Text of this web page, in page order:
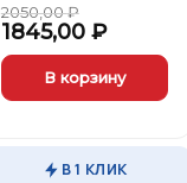
2050,00₽
1845,00 ₽
В корзину
В 1 КЛИК